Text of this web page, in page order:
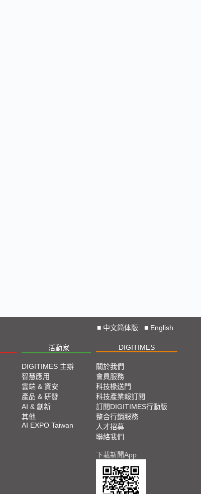
■ 中文简体版 ■ English
活動家 DIGITIMES
DIGITIMES 主辦
智慧應用
雲端 & 資安
產品 & 研發
AI & 創新
其他
AI EXPO Taiwan
關於我們
會員服務
科技椽送門
科技產業報訂閱
訂閱DIGITIMES行動版
整合行銷服務
人才招募
聯絡我們
下載新聞App